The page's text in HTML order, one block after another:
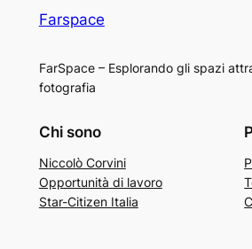
Farspace
FarSpace – Esplorando gli spazi
fotografia
Chi sono
Niccolò Corvini
Opportunità di lavoro
Star-Citizen Italia